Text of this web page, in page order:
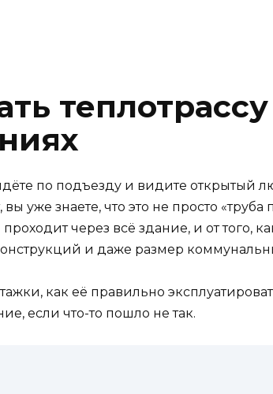
по подъезду и видите открытый
уже знаете, что это не просто «труба
через всё здание, и от того,
и даже размер
как её правильно
если что-то пошло не так.